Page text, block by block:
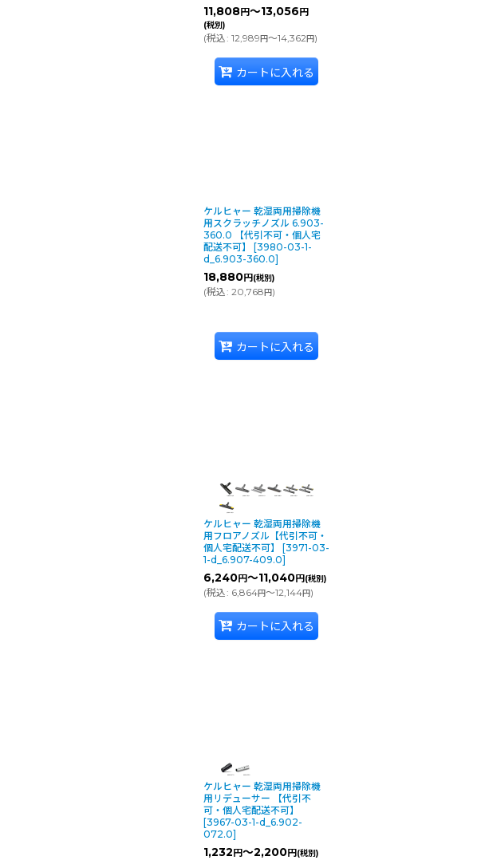
11,808円～13,056 円
(税別)
(税込: 12,989円～14,362円)
カートに入れる
ケルヒャー 乾湿両用掃除機
用スクラッチノズル 6.903-
360.0 【代引不可・個人宅
配送不可】
[3980-03-1-
d_6.903-360.0]
18,880円 (税別)
(税込: 20,768円)
カートに入れる
ケルヒャー 乾湿両用掃除機
用フロアノズル【代引不可・
個人宅配送不可】
[3971-03-
1-d_6.907-409.0]
6,240円～11,040円 (税別)
(税込: 6,864円～12,144円)
カートに入れる
ケルヒャー 乾湿両用掃除機
用リデューサー 【代引不
可・個人宅配送不可】
[3967-03-1-d_6.902-
072.0]
1,232 円～2,200円 (税別)